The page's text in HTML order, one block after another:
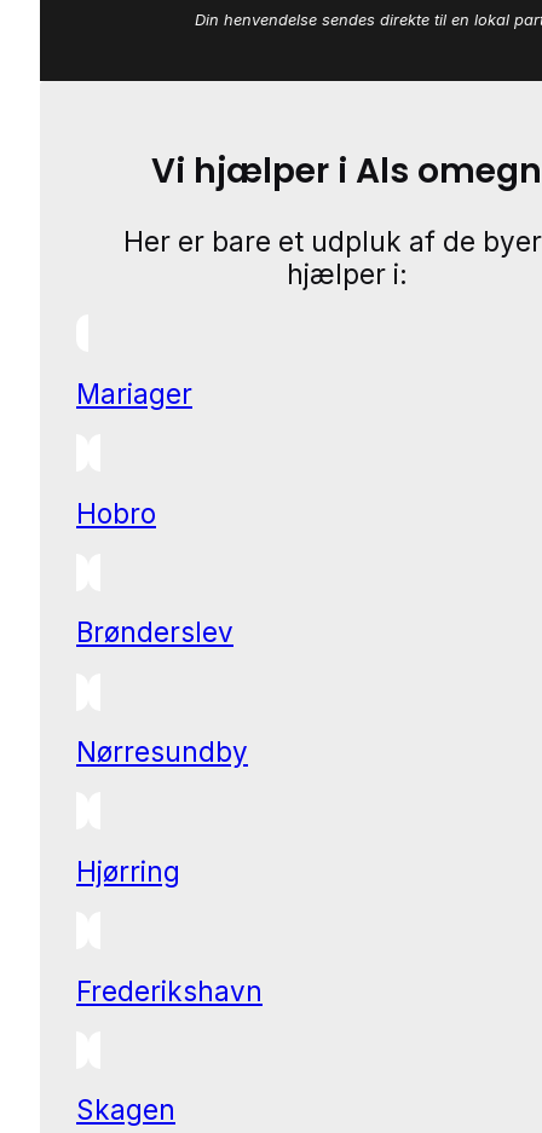
Din henvendelse sendes direkte til en lokal
Vi hjælper i Als omegn
Her er bare et udpluk af de
hjælper i:
Mariager
Hobro
Brønderslev
Nørresundby
Hjørring
Frederikshavn
Skagen